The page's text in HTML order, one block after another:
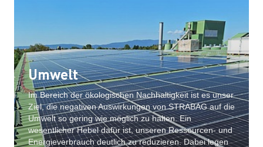
Umwelt
Im Bereich der ökologischen Nachhaltigkeit ist es unser
Ziel, die negativen Auswirkungen von STRABAG auf die
Umwelt so gering wie möglich zu halten. Ein
wesentlicher Hebel dafür ist, unseren Ressourcen- und
Energieverbrauch deutlich zu reduzieren. Dabei legen